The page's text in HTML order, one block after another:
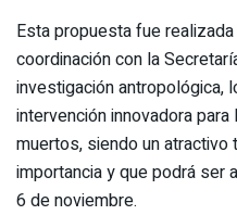
Esta propuesta fue
coordinación con la
investigación antropológica,
intervención innovadora
muertos, siendo un
importancia y que podrá ser
6 de noviembre.